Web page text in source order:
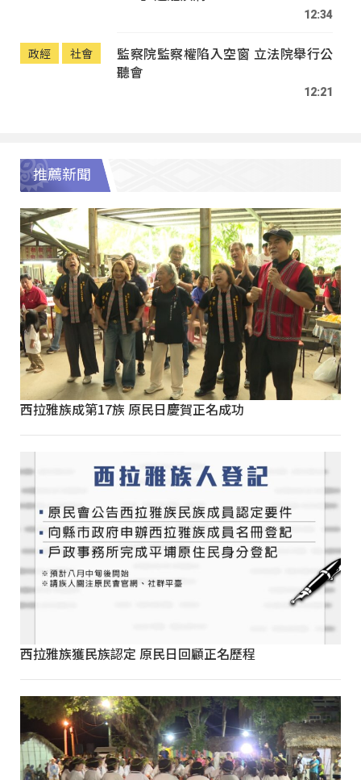
12:34
政經 社會
監察院監察權陷入空窗 立法院舉行公
聽會
12:21
推薦新聞
西拉雅族成第17族 原民日慶賀正名成功
西拉雅族獲民族認定 原民日回顧正名歷程